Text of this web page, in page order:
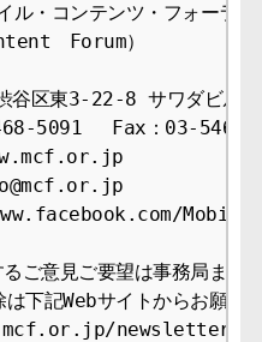
ル・コンテンツ・フォーラム
Forum）
区東3-22-8 サワダビル
　 Fax：03-5468-
ご意見ご要望は事務局まで
下記Webサイトからお願い
newsletter/